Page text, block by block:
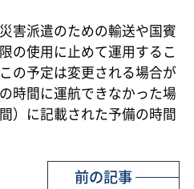
害派遣のための輸送や国賓
の使用に止めて運用するこ
の予定は変更される場合が
時間に運航できなかった場
）に記載された予備の時間
前の記事